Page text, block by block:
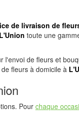
de livraison de
L'Union toute une
l'envoi de fleurs et
de fleurs à domicile à
Pour chaque